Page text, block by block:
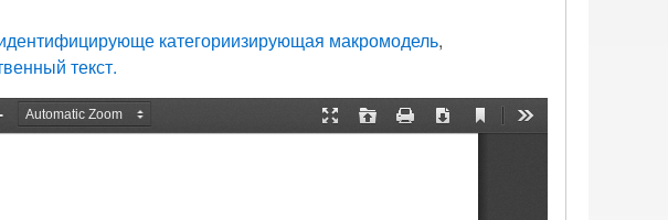
категориизирующая макромодель
текст.